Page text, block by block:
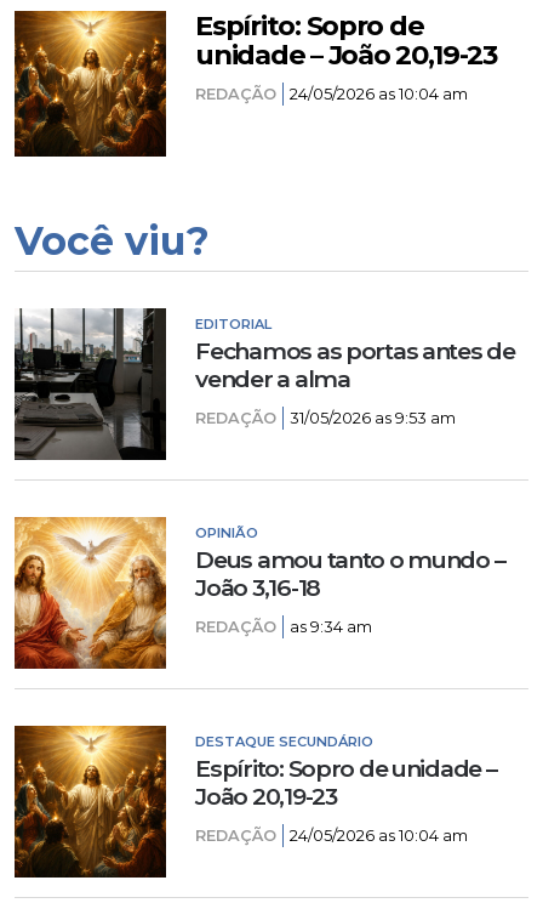
Espírito: Sopro de
unidade – João 20,19-23
REDAÇÃO 24/05/2026 as 10:04 am
Você viu?
EDITORIAL
Fechamos as portas antes de
vender a alma
REDAÇÃO 31/05/2026 as 9:53 am
OPINIÃO
Deus amou tanto o mundo –
João 3,16-18
REDAÇÃO as 9:34 am
DESTAQUE SECUNDÁRIO
Espírito: Sopro de unidade –
João 20,19-23
REDAÇÃO 24/05/2026 as 10:04 am